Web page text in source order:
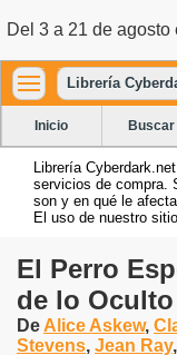
Del 3 a 21 de agosto
Librería
Inicio Buscar
Librería
servicios de compra.
son y en qué le
El uso de nuestro
El Perro
de lo Oculto
De Alice Askew,
Stevens, Jean Ray,